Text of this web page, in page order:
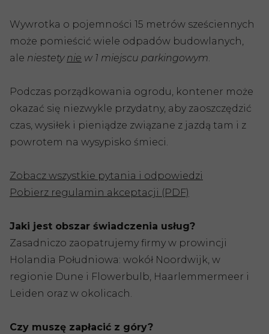
Wywrotka o pojemności 15 metrów sześciennych
może pomieścić wiele odpadów budowlanych,
ale niestety nie w 1 miejscu parkingowym.
Podczas porządkowania ogrodu, kontener może
okazać się niezwykle przydatny, aby zaoszczędzić
czas, wysiłek i pieniądze związane z jazdą tam i z
powrotem na wysypisko śmieci.
Zobacz wszystkie pytania i odpowiedzi
Pobierz regulamin akceptacji (PDF)
Jaki jest obszar świadczenia usług?
Zasadniczo zaopatrujemy firmy w prowincji
Holandia Południowa: wokół Noordwijk, w
regionie Dune i Flowerbulb, Haarlemmermeer i
Leiden oraz w okolicach.
Czy muszę zapłacić z góry?